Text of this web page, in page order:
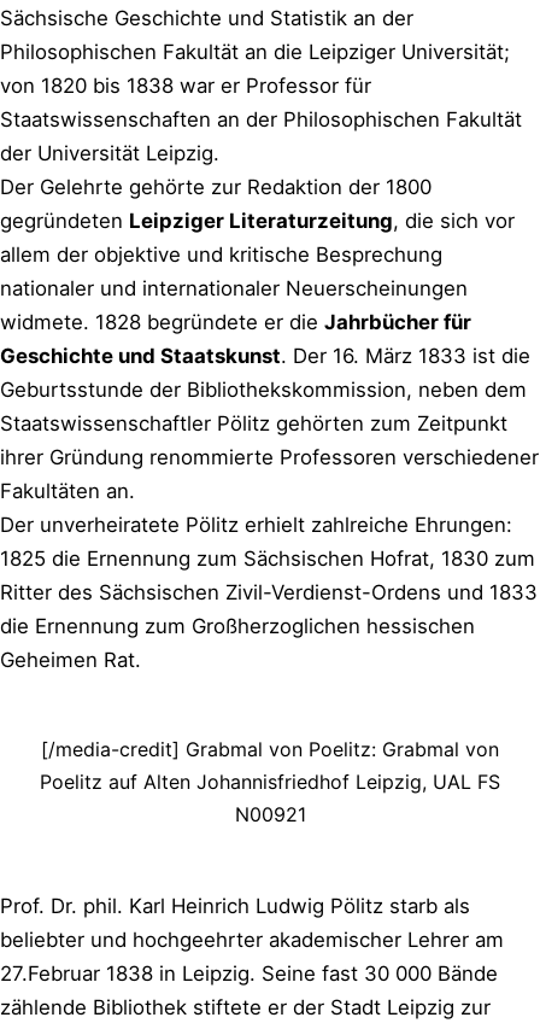
Sächsische Geschichte und Statistik an der
Philosophischen Fakultät an die Leipziger Universität;
von 1820 bis 1838 war er Professor für
Staatswissenschaften an der Philosophischen Fakultät
der Universität Leipzig.
Der Gelehrte gehörte zur Redaktion der 1800
gegründeten Leipziger Literaturzeitung, die sich vor
allem der objektive und kritische Besprechung
nationaler und internationaler Neuerscheinungen
widmete. 1828 begründete er die Jahrbücher für
Geschichte und Staatskunst. Der 16. März 1833 ist die
Geburtsstunde der Bibliothekskommission, neben dem
Staatswissenschaftler Pölitz gehörten zum Zeitpunkt
ihrer Gründung renommierte Professoren verschiedener
Fakultäten an.
Der unverheiratete Pölitz erhielt zahlreiche Ehrungen:
1825 die Ernennung zum Sächsischen Hofrat, 1830 zum
Ritter des Sächsischen Zivil-Verdienst-Ordens und 1833
die Ernennung zum Großherzoglichen hessischen
Geheimen Rat.
[/media-credit] Grabmal von Poelitz: Grabmal von
Poelitz auf Alten Johannisfriedhof Leipzig, UAL FS
N00921
Prof. Dr. phil. Karl Heinrich Ludwig Pölitz starb als
beliebter und hochgeehrter akademischer Lehrer am
27.Februar 1838 in Leipzig. Seine fast 30 000 Bände
zählende Bibliothek stiftete er der Stadt Leipzig zur